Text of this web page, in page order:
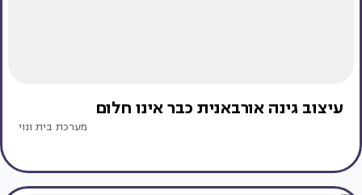
עיצוב גינה אורבאנית כבר אינו חלום
מערכת בית ונוי